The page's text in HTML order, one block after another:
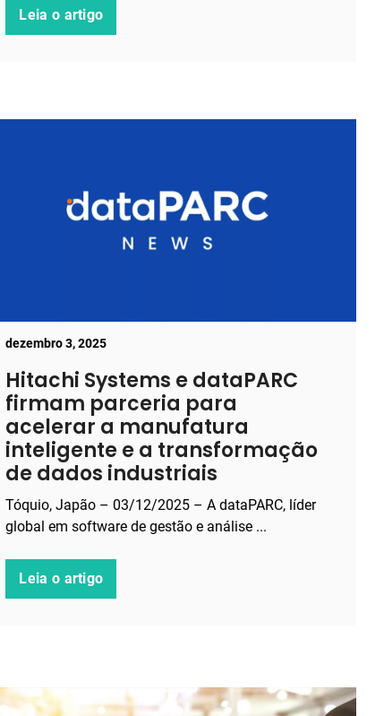
Leia o artigo
dezembro 3, 2025
Hitachi Systems e dataPARC
firmam parceria para
acelerar a manufatura
inteligente e a transformação
de dados industriais
Tóquio, Japão – 03/12/2025 – A dataPARC, líder
global em software de gestão e análise ...
Leia o artigo